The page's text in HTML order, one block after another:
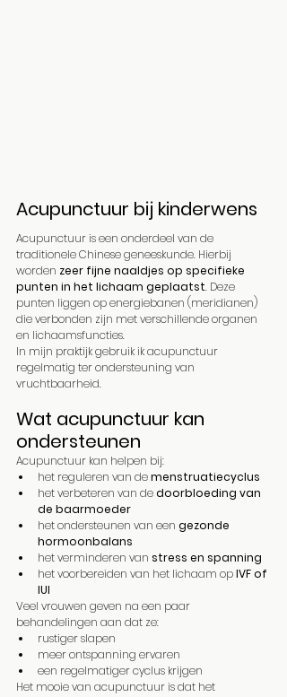
Acupunctuur bij kinderwens
Acupunctuur is een onderdeel van de
traditionele Chinese geneeskunde. Hierbij
worden zeer fijne naaldjes op specifieke
punten in het lichaam geplaatst. Deze
punten liggen op energiebanen (meridianen)
die verbonden zijn met verschillende organen
en lichaamsfuncties.
In mijn praktijk gebruik ik acupunctuur
regelmatig ter ondersteuning van
vruchtbaarheid.
Wat acupunctuur kan
ondersteunen
Acupunctuur kan helpen bij:
het reguleren van de menstruatiecyclus
het verbeteren van de doorbloeding van
de baarmoeder
het ondersteunen van een gezonde
hormoonbalans
het verminderen van stress en spanning
het voorbereiden van het lichaam op IVF of
IUI
Veel vrouwen geven na een paar
behandelingen aan dat ze:
rustiger slapen
meer ontspanning ervaren
een regelmatiger cyclus krijgen
Het mooie van acupunctuur is dat het